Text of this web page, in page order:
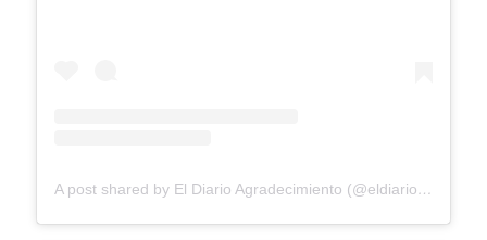
A post shared by El Diario Agradecimiento (@eldiarioagradecimiento)